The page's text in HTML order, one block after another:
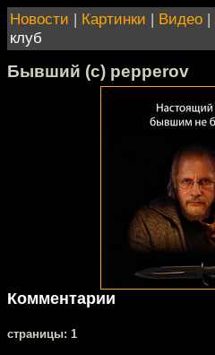
Новости | Картинки | Видео |
клуб
Бывший (с) pepperov
Комментарии
cтраницы: 1